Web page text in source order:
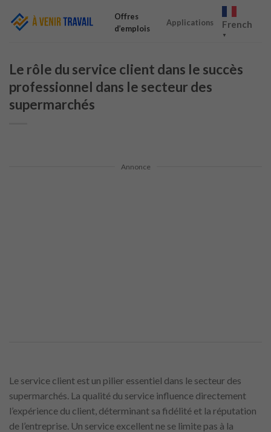
Offres
d’emplois
Applications French
▼
Le rôle du service client dans le succès
professionnel dans le secteur des
supermarchés
Annonce
Le service client est un pilier essentiel dans le secteur des
supermarchés. La qualité du service influence directement
l’expérience du client, déterminant sa fidélité et la réputation
de l’entreprise. Un service excellent ne se limite pas à la